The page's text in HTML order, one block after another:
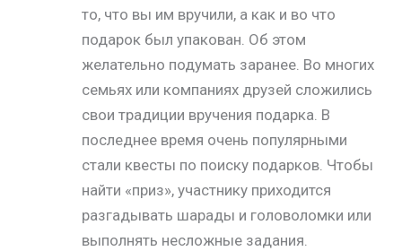
то, что вы им вручили, а как и во что
подарок был упакован. Об этом
желательно подумать заранее. Во многих
семьях или компаниях друзей сложились
свои традиции вручения подарка. В
последнее время очень популярными
стали квесты по поиску подарков. Чтобы
найти «приз», участнику приходится
разгадывать шарады и головоломки или
выполнять несложные задания.